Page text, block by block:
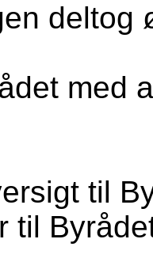
deltog
med
til
til